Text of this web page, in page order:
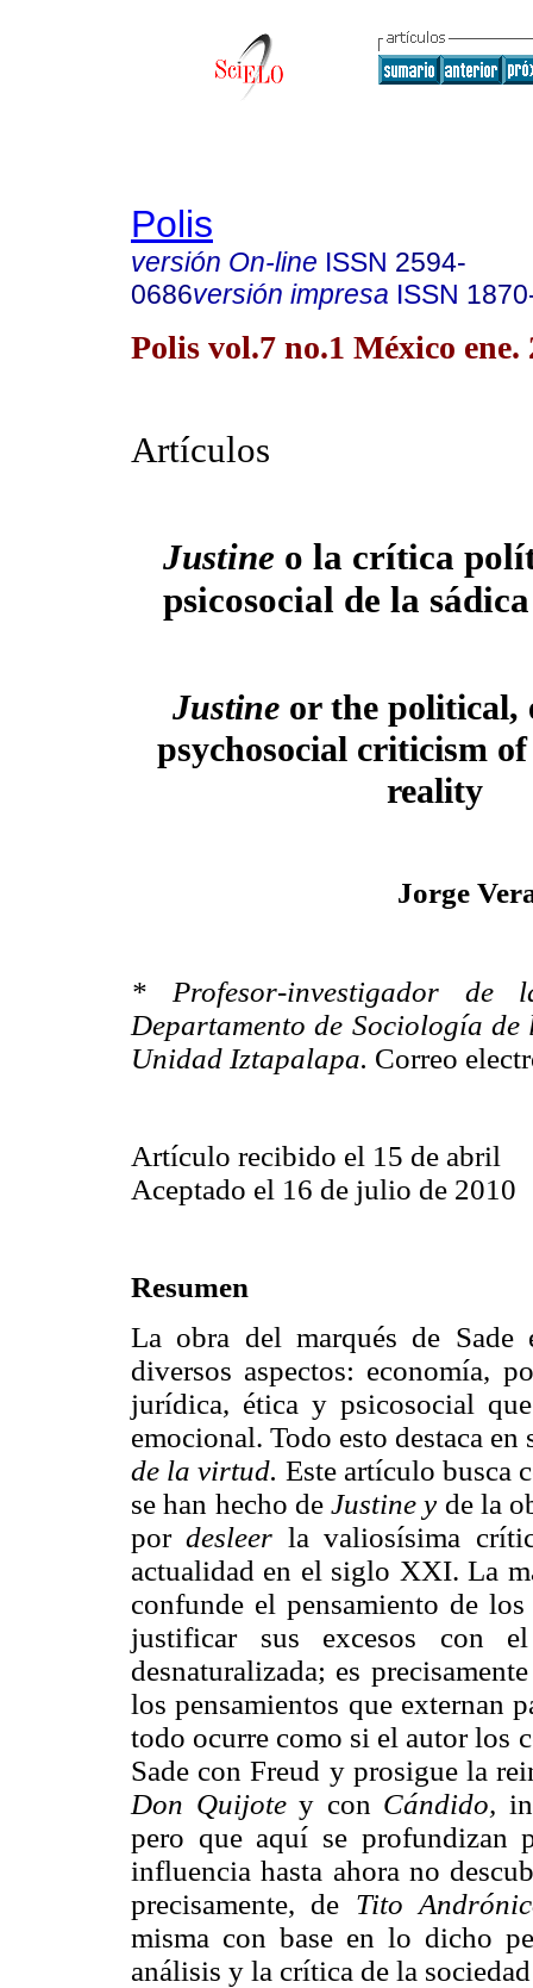
Polis
versión On-line ISSN 2594-
0686versión impresa ISSN
Polis vol.7 no.1 México ene.
Artículos
Justine o la crítica
psicosocial de la
Justine or the political,
psychosocial criticism
reality
Jorge
* Profesor-investigador
Departamento de Sociología
Unidad Iztapalapa. Correo
Artículo recibido el 15 de abril
Aceptado el 16 de julio de 2010
Resumen
La obra del marqués de
diversos aspectos: economía,
jurídica, ética y psicosocial
emocional. Todo esto destaca
de la virtud. Este artículo busca
se han hecho deJustine y de la
pordesleer la valiosísima
actualidad en el siglo XXI. La
confunde el pensamiento de
justificar sus excesos con
desnaturalizada; es
los pensamientos que externan
todo ocurre como si el autor los
Sade con Freud y prosigue la
Don Quijotey con Cándido,
pero que aquí se profundizan
influencia hasta ahora no
precisamente, de Tito
misma con base en lo dicho
análisis y la crítica de la